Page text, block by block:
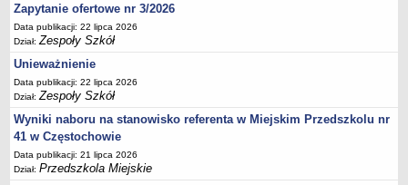
DEKLARACJA DOSTĘPNOŚCI
OŚWIADCZENIA MAJĄTKOWE
PONOWNE WYKORZYSTYWANIE
UDOSTĘPNIANIE INFORMACJI PUBLICZNEJ
OCHRONA DANYCH OSOBOWYCH
Zapytanie ofertowe nr 3/2026
Data publikacji: 22 lipca 2026
Dział:Zespoły Szkół
Unieważnienie
Data publikacji: 22 lipca 2026
Dział:Zespoły Szkół
Wyniki naboru na stanowisko referenta w Miejskim Przedszkolu nr
41 w Częstochowie
Data publikacji: 21 lipca 2026
Dział:Przedszkola Miejskie